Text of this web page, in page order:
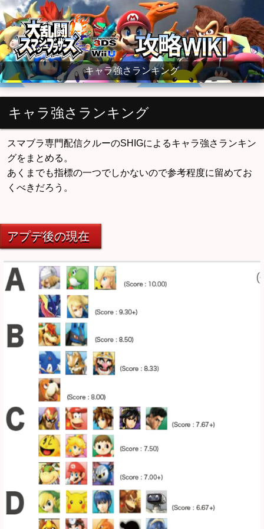
大乱闘スマッシュブラザーズ for WiiU wiki
キャラ強さランキング
キャラ強さランキング
スマブラ専門配信クルーのSHIGによるキャラ強さランキン
グをまとめる。
あくまでも指標の一つでしかないので参考程度に留めてお
くべきだろう。
アプデ後の現在